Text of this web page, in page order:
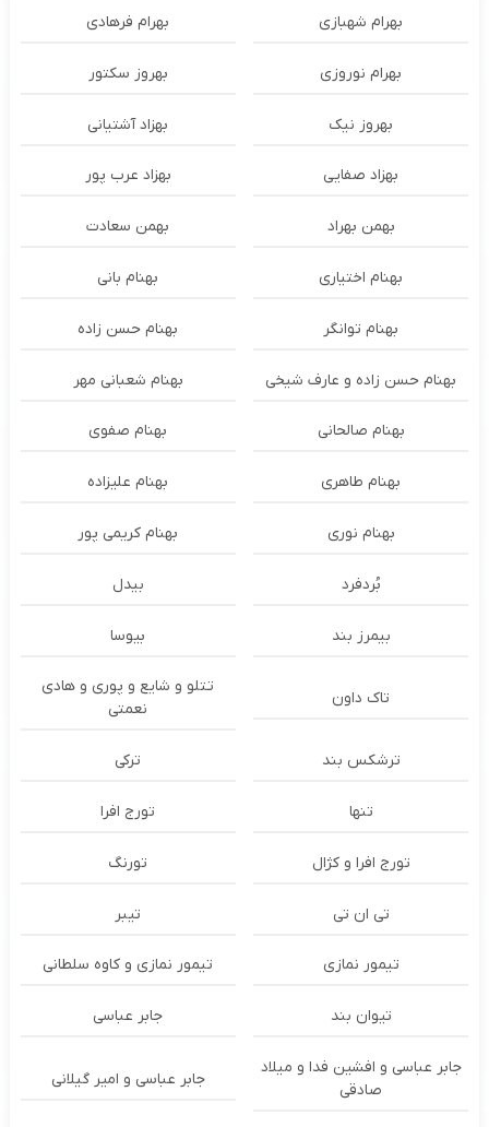
بهرام شهبازی بهرام فرهادی
بهرام نوروزی بهروز سکتور
بهروز نیک بهزاد آشتیانی
بهزاد صفایی بهزاد عرب پور
بهمن بهراد بهمن سعادت
بهنام اختیاری بهنام بانی
بهنام توانگر بهنام حسن زاده
بهنام حسن زاده و عارف شیخی بهنام شعبانی مهر
بهنام صالحانی بهنام صفوی
بهنام طاهری بهنام علیزاده
بهنام نوری بهنام کریمی پور
بُردفرد بیدل
بیمرز بند بیوسا
تاک داون
تتلو و شایع و پوری و هادی
نعمتی
ترشكس بند ترکی
تنها تورج افرا
تورج افرا و کژال تورنگ
تی ان تی تیبر
تیمور نمازی تیمور نمازی و کاوه سلطانی
تیوان بند جابر عباسی
جابر عباسی و افشین فدا و میلاد
صادقی
جابر عباسی و امیر گیلانی